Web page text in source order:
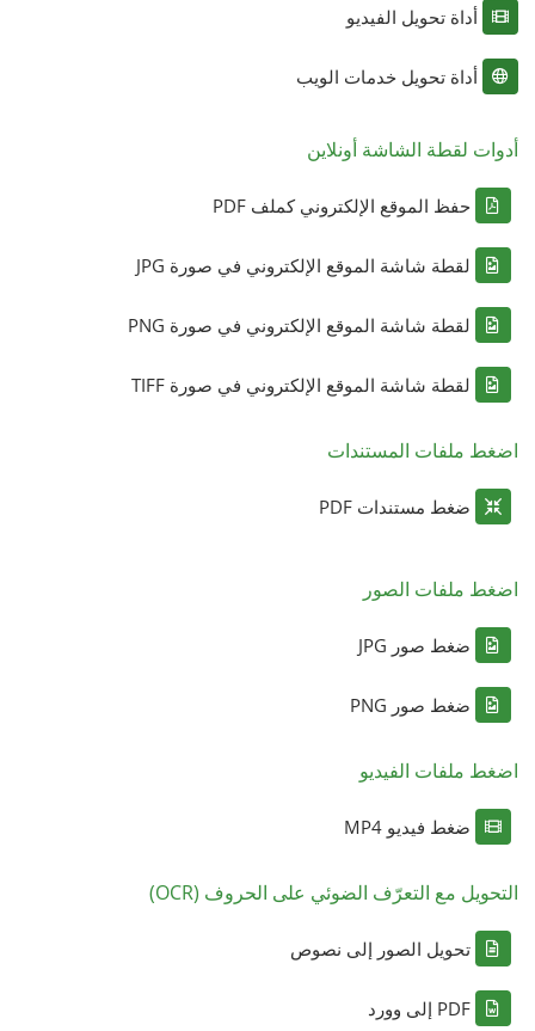
أداة تحويل الفيديو
أداة تحويل خدمات الويب
أدوات لقطة الشاشة أونلاين
حفظ الموقع الإلكتروني كملف PDF
لقطة شاشة الموقع الإلكتروني في صورة JPG
لقطة شاشة الموقع الإلكتروني في صورة PNG
لقطة شاشة الموقع الإلكتروني في صورة TIFF
اضغط ملفات المستندات
ضغط مستندات PDF
اضغط ملفات الصور
ضغط صور JPG
ضغط صور PNG
اضغط ملفات الفيديو
ضغط فيديو MP4
التحويل مع التعرّف الضوئي على الحروف (OCR)
تحويل الصور إلى نصوص
PDF إلى وورد